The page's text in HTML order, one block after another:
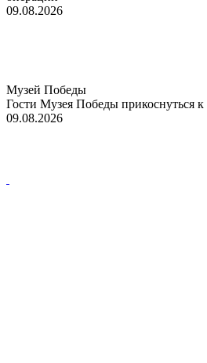
09.08.2026
Музей Победы
Гости Музея Победы прикоснуться
09.08.2026